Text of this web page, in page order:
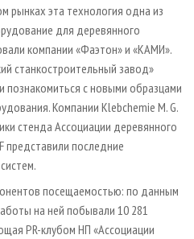
рынках эта технология одна из
для деревянного
компании «Фаэтон» и «КАМИ».
станкостроительный завод»
познакомиться с новыми образцами
Компании Klebchemie M. G.
стенда Ассоциации деревянного
представили последние
посещаемостью: по данным
на ней побывали 10 281
PR-­клубом НП «Ассоциации